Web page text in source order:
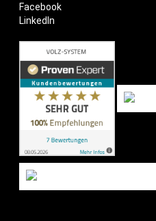
Facebook
LinkedIn